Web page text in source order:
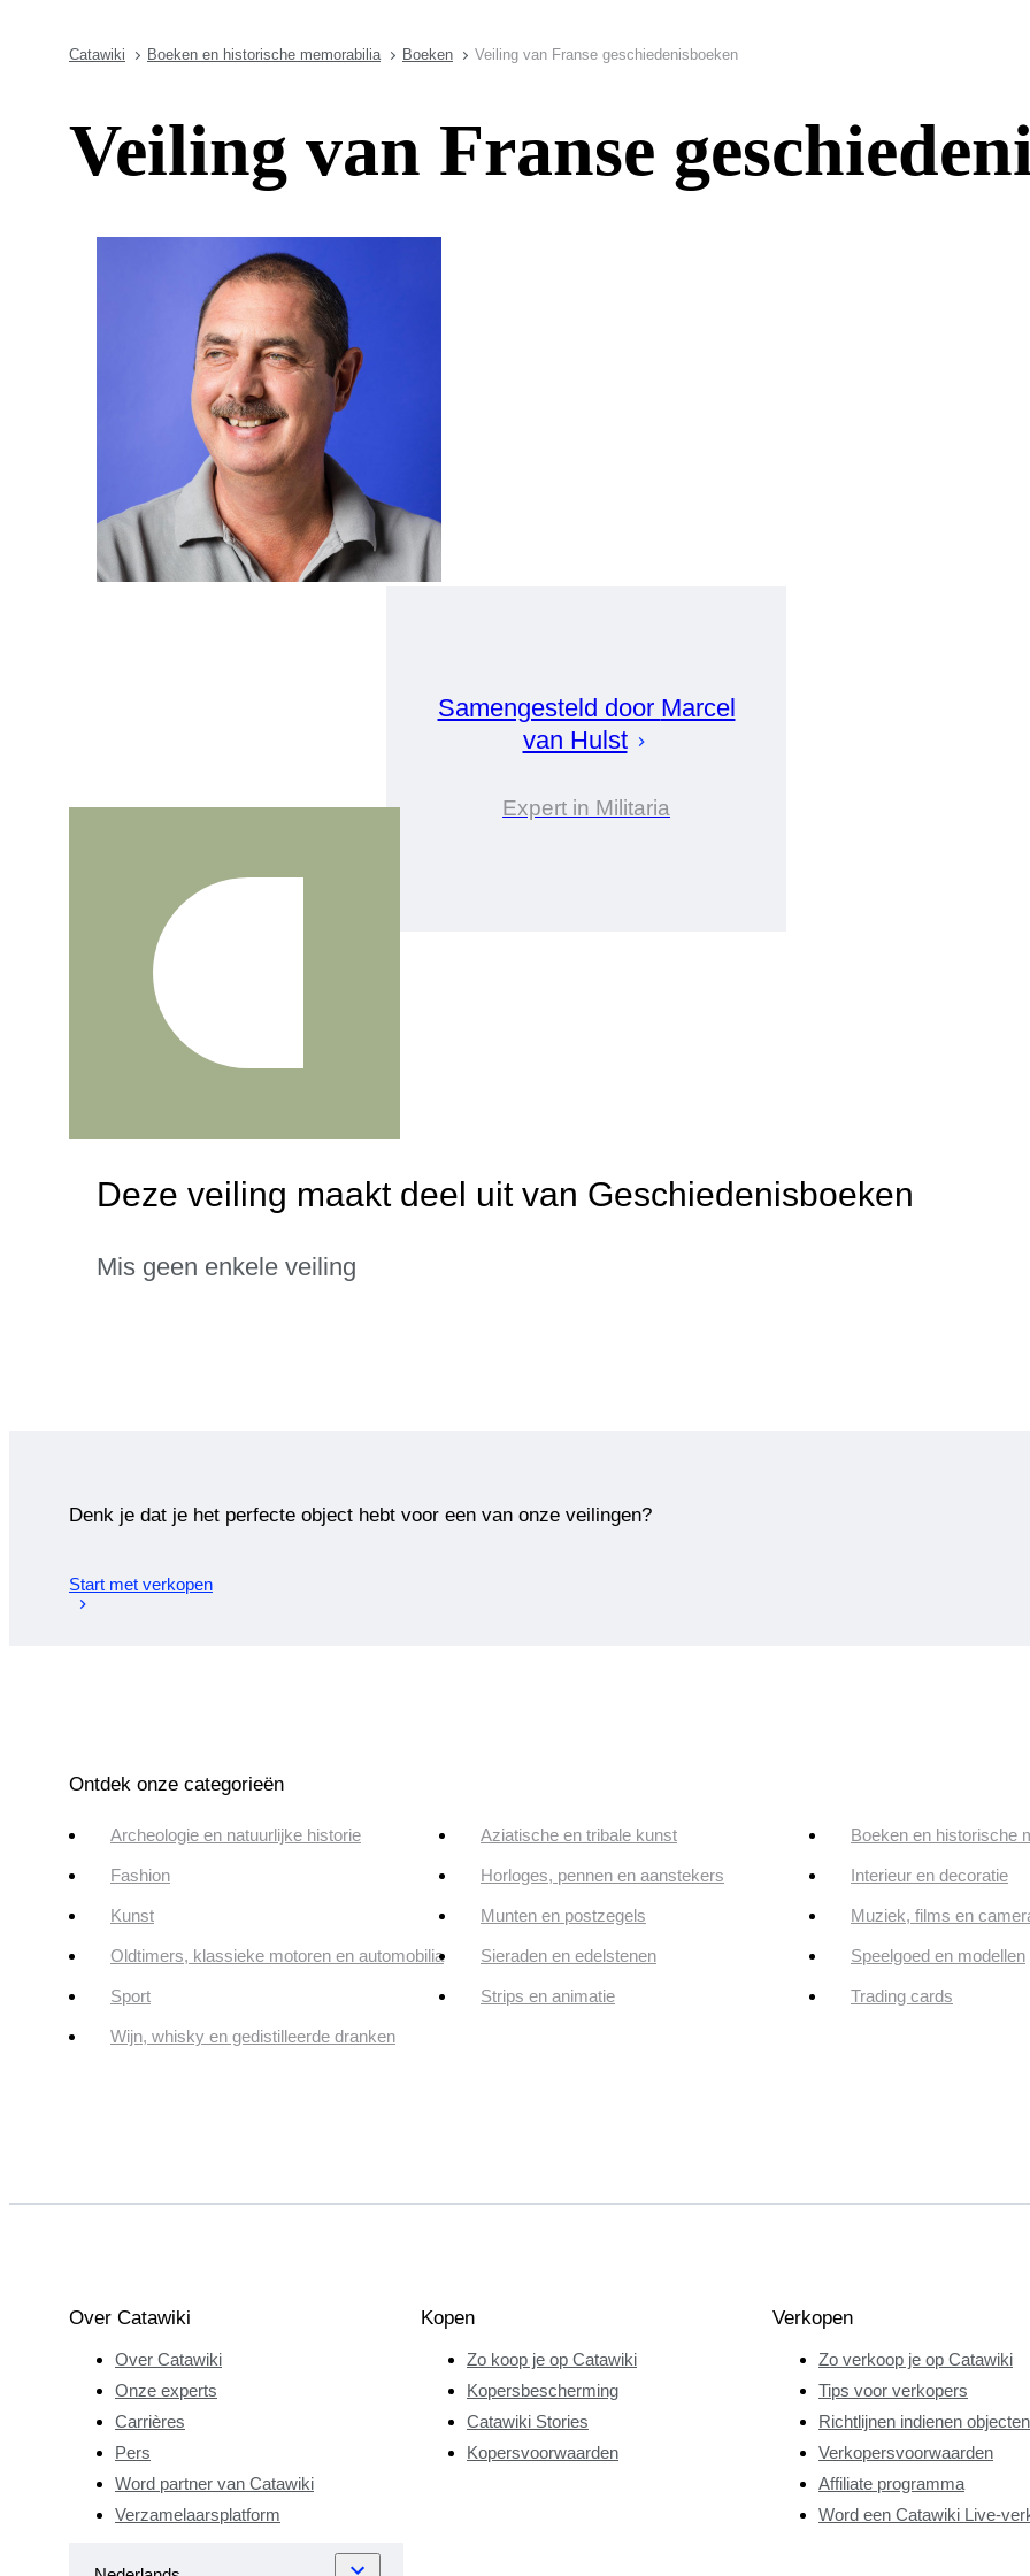
Catawiki Boeken en historische memorabilia Boeken Veiling van Franse geschiedenisboeken
Veiling van Franse
Samengesteld door Marcel
van Hulst
Expert in Militaria
Deze veiling maakt deel uit van Geschiedenisboeken
Mis geen enkele veiling
Denk je dat je het perfecte object hebt voor een van onze veilingen?
Start met verkopen
Ontdek onze categorieën
Archeologie en natuurlijke historie Aziatische en tribale kunst Boeken en historische
Fashion Horloges, pennen en aanstekers Interieur en decoratie
Kunst Munten en postzegels Muziek, films en
Oldtimers, klassieke motoren en automobilia Sieraden en edelstenen Speelgoed en modellen
Sport Strips en animatie Trading cards
Wijn, whisky en gedistilleerde dranken
Over Catawiki
Over Catawiki
Onze experts
Carrières
Pers
Word partner van Catawiki
Verzamelaarsplatform
Kopen
Zo koop je op Catawiki
Kopersbescherming
Catawiki Stories
Kopersvoorwaarden
Verkopen
Zo verkoop je op Catawiki
Tips voor verkopers
Richtlijnen indienen objecten
Verkopersvoorwaarden
Affiliate programma
Word een Catawiki Live-